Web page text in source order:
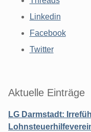
Linkedin
Facebook
Twitter
Aktuelle Einträge
LG Darmstadt: